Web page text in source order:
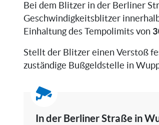
Bei dem Blitzer in der Berliner
Geschwindigkeitsblitzer
Einhaltung des Tempolimits von
Stellt der Blitzer einen Verstoß
zuständige Bußgeldstelle in
In der Berliner Straße in